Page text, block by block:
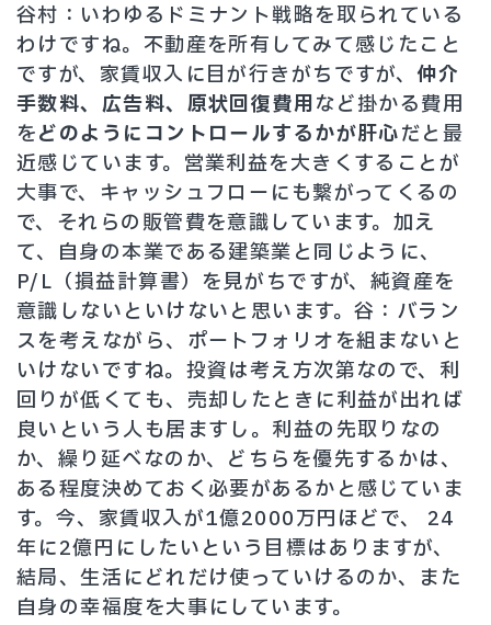
谷村：いわゆるドミナント戦略を取られている
わけですね。不動産を所有してみて感じたこと
ですが、家賃収入に目が行きがちですが、 仲介
手数料、広告料、原状回復費用など掛かる費用
をどのようにコントロールするかが肝心だと最
近感じています。営業利益を大きくすることが
大事で、キャッシュフローにも繋がってくるの
で、それらの販管費を意識しています。加え
て、自身の本業である建築業と同じように、
P/L（損益計算書）を見がちですが、純資産を
意識しないといけないと思います。谷：バラン
スを考えながら、ポートフォリオを組まないと
いけないですね。投資は考え方次第なので、利
回りが低くても、売却したときに利益が出れば
良いという人も居ますし。利益の先取りなの
か、繰り延べなのか、どちらを優先するかは、
ある程度決めておく必要があるかと感じていま
す。今、家賃収入が1億2000万円ほどで、 24
年に2億円にしたいという目標はありますが、
結局、生活にどれだけ使っていけるのか、また
自身の幸福度を大事にしています。